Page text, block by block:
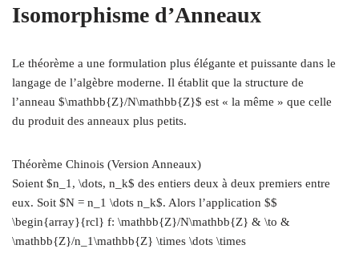
Isomorphisme d’Anneaux
Le théorème a une formulation plus élégante et puissante dans le
langage de l’algèbre moderne. Il établit que la structure de
l’anneau $\mathbb{Z}/N\mathbb{Z}$ est « la même » que celle
du produit des anneaux plus petits.
Théorème Chinois (Version Anneaux)
Soient $n_1, \dots, n_k$ des entiers deux à deux premiers entre
eux. Soit $N = n_1 \dots n_k$. Alors l’application $$
\begin{array}{rcl} f: \mathbb{Z}/N\mathbb{Z} & \to &
\mathbb{Z}/n_1\mathbb{Z} \times \dots \times